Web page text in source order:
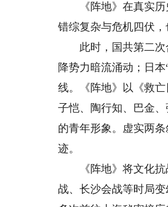
《阵地》在真实历
错综复杂与危机四伏，
此时，国共第二次合
降势力暗流涌动；日
线。《阵地》以《救
子恺、陶行知、巴金
的青年形象。虚实两
迹。
《阵地》将文化抗
战、长沙会战等时局